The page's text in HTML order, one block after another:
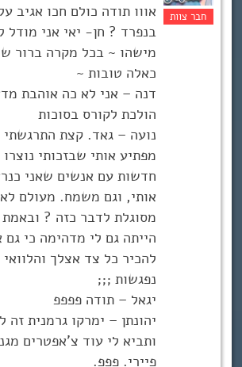
אווו תודה כולם חכו אגיב
בנפרד ? חן- יאי אני מודל
מישהו ~ בכל מקרה ברור
כאלה טובות ~
דנה – אני לא כה אוהבת
הולכת לקורס בסוכות
נועה – גאד. קצת
מפתיע אותי שבזכותי
חדשות עם אנשים שאני
אותי, וגם משמח. מעולם
מסוגלת לדבר כזה ?
הייתה גם לי מדהימה כי גם
להכיר כל צד אצלך והלוואי
נפגשות ;;;
יגאל – תודה פפפפ
יהונתן – ימרקו גרמנית זה
ותביא לי עוד צ’אפטרים
פיירי. פפפ.